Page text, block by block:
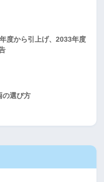
度から引上げ、2033年度
の選び方